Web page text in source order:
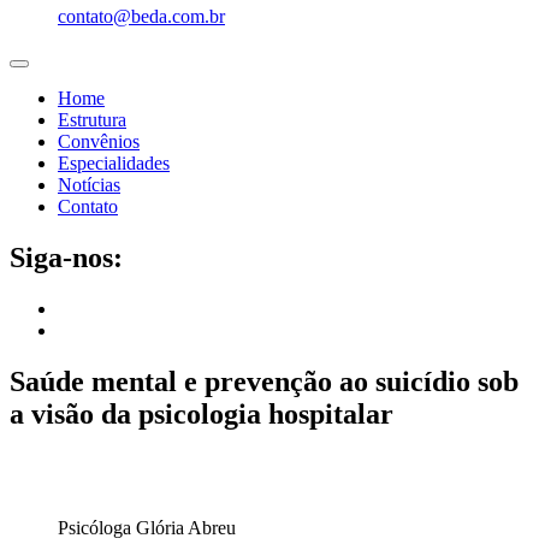
contato@beda.com.br
Home
Estrutura
Convênios
Especialidades
Notícias
Contato
Siga-nos:
Saúde mental e prevenção ao suicídio sob
a visão da psicologia hospitalar
Psicóloga Glória Abreu